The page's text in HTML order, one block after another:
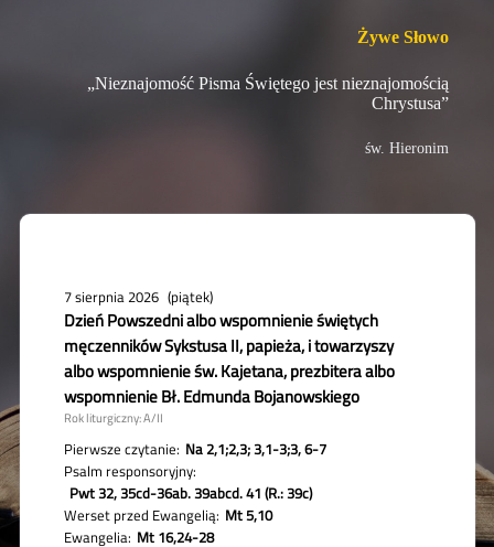
Żywe Słowo
„Nieznajomość Pisma Świętego jest nieznajomością
Chrystusa”
św. Hieronim